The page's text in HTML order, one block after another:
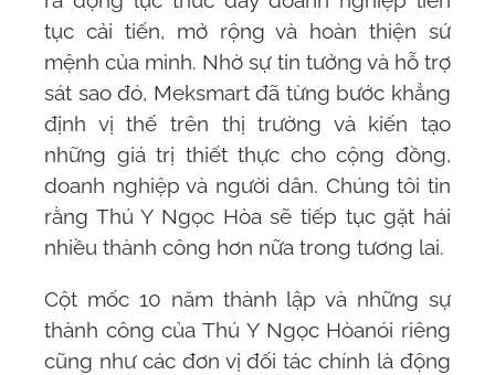
tục cải tiến, mở rộng và hoàn thiện sứ
mệnh của mình. Nhờ sự tin tưởng và hỗ trợ
sát sao đó, Meksmart đã từng bước khẳng
định vị thế trên thị trường và kiến tạo
những giá trị thiết thực cho cộng đồng,
doanh nghiệp và người dân. Chúng tôi tin
rằng Thú Y Ngọc Hòa sẽ tiếp tục gặt hái
nhiều thành công hơn nữa trong tương lai.
Cột mốc 10 năm thành lập và những sự
thành công của Thú Y Ngọc Hòanói riêng
cũng như các đơn vị đối tác chính là động